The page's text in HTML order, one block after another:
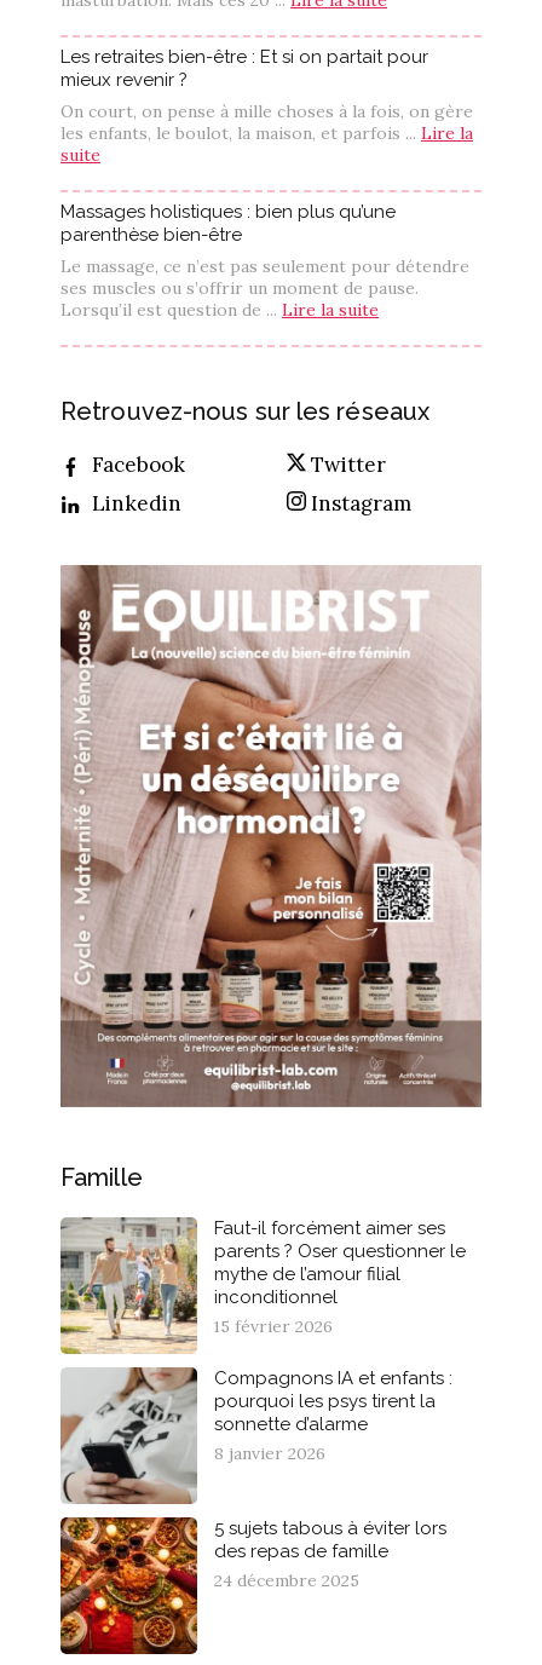
Les retraites bien-être : Et si on partait pour
mieux revenir ?
On court, on pense à mille choses à la fois, on gère
les enfants, le boulot, la maison, et parfois ... Lire la
suite
Massages holistiques : bien plus qu’une
parenthèse bien-être
Le massage, ce n’est pas seulement pour détendre
ses muscles ou s’offrir un moment de pause.
Lorsqu’il est question de ... Lire la suite
Retrouvez-nous sur les réseaux
Facebook
Twitter
Linkedin
Instagram
Famille
Faut-il forcément aimer ses
parents ? Oser questionner le
mythe de l’amour filial
inconditionnel
15 février 2026
Compagnons IA et enfants :
pourquoi les psys tirent la
sonnette d’alarme
8 janvier 2026
5 sujets tabous à éviter lors
des repas de famille
24 décembre 2025